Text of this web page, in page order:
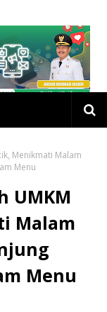
Menikmati Malam
Menu
UMKM
Malam
Menu